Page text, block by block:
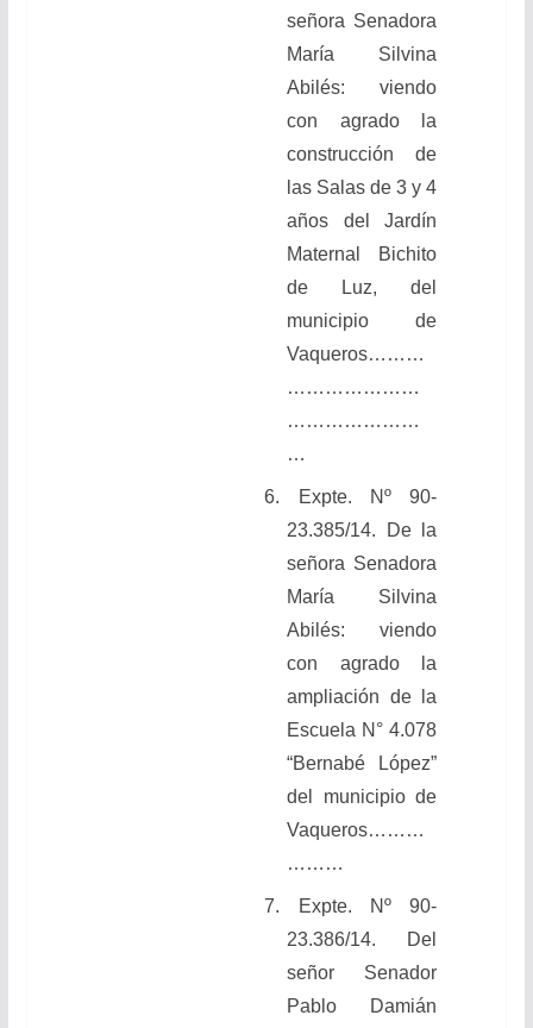
señora Senadora
María Silvina
Abilés: viendo
con agrado la
construcción de
las Salas de 3 y 4
años del Jardín
Maternal Bichito
de Luz, del
municipio de
Vaqueros………
…………………
…………………
…
6. Expte. Nº 90-
23.385/14. De la
señora Senadora
María Silvina
Abilés: viendo
con agrado la
ampliación de la
Escuela N° 4.078
“Bernabé López”
del municipio de
Vaqueros………
………
7. Expte. Nº 90-
23.386/14. Del
señor Senador
Pablo Damián